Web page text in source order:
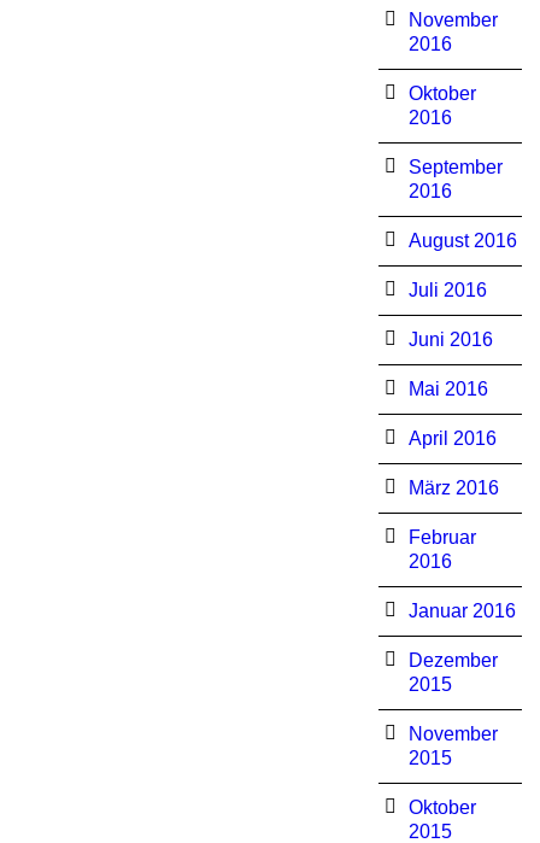
November
2016
Oktober
2016
September
2016
August 2016
Juli 2016
Juni 2016
Mai 2016
April 2016
März 2016
Februar
2016
Januar 2016
Dezember
2015
November
2015
Oktober
2015